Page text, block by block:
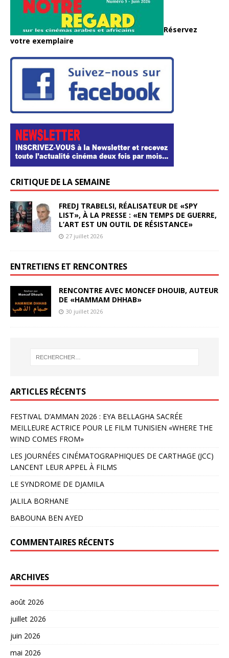
Réservez
votre exemplaire
CRITIQUE DE LA SEMAINE
FREDJ TRABELSI, RÉALISATEUR DE «SPY
LIST», À LA PRESSE : «EN TEMPS DE GUERRE,
L’ART EST UN OUTIL DE RÉSISTANCE»
27 juillet 2026
ENTRETIENS ET RENCONTRES
RENCONTRE AVEC MONCEF DHOUIB, AUTEUR
DE «HAMMAM DHHAB»
30 juillet 2026
ARTICLES RÉCENTS
FESTIVAL D’AMMAN 2026 : EYA BELLAGHA SACRÉE
MEILLEURE ACTRICE POUR LE FILM TUNISIEN «WHERE THE
WIND COMES FROM»
LES JOURNÉES CINÉMATOGRAPHIQUES DE CARTHAGE (JCC)
LANCENT LEUR APPEL À FILMS
LE SYNDROME DE DJAMILA
JALILA BORHANE
BABOUNA BEN AYED
COMMENTAIRES RÉCENTS
ARCHIVES
août 2026
juillet 2026
juin 2026
mai 2026